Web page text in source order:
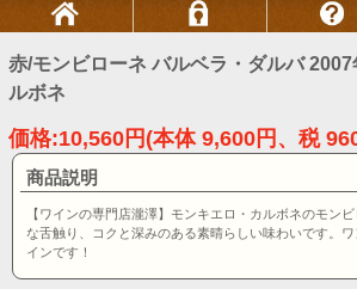
赤/モンビローネ バルベラ・ダルバ
ルボネ
価格:10,560円(本体 9,600円、税
商品説明
【ワインの専門店瀧澤】モンキエロ・カルボネのモン
な舌触り、コクと深みのある素晴らしい味わいです。
インです！